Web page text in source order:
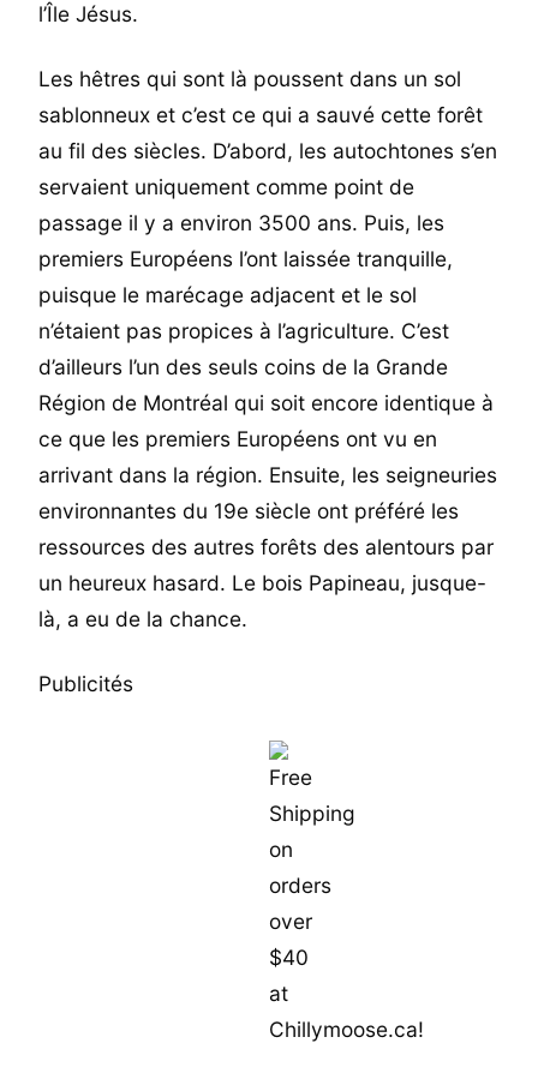
l’Île Jésus.
Les hêtres qui sont là poussent dans un sol
sablonneux et c’est ce qui a sauvé cette forêt
au fil des siècles. D’abord, les autochtones s’en
servaient uniquement comme point de
passage il y a environ 3500 ans. Puis, les
premiers Européens l’ont laissée tranquille,
puisque le marécage adjacent et le sol
n’étaient pas propices à l’agriculture. C’est
d’ailleurs l’un des seuls coins de la Grande
Région de Montréal qui soit encore identique à
ce que les premiers Européens ont vu en
arrivant dans la région. Ensuite, les seigneuries
environnantes du 19e siècle ont préféré les
ressources des autres forêts des alentours par
un heureux hasard. Le bois Papineau, jusque-
là, a eu de la chance.
Publicités